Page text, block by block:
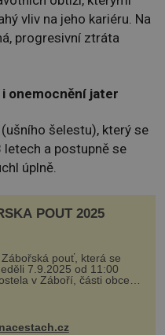
vliv na jeho kariéru. Na
progresivní ztráta
onemocnění jater
šelestu), který se
letech a postupně se
úplně.
POUŤ 2025
pouť, která se
7.9.2025 od 11:00
v Záboří, části obce
V programu naleznete
prohlídku kostela,